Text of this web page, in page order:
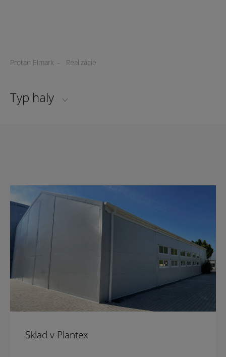
Protan Elmark - Realizácie
Typ haly
Sklad v Plantex